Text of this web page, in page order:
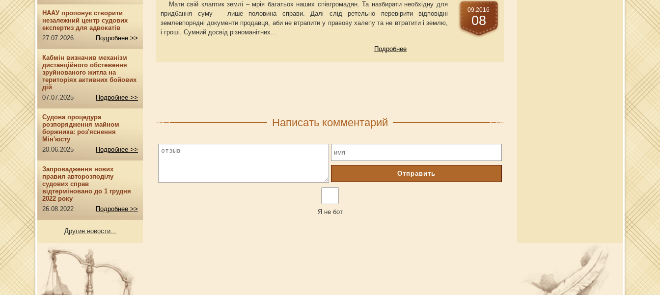
НААУ пропонує створити
незалежний центр судових
експертиз для адвокатів
27.07.2026
Подробнее >>
Кабмін визначив механізм
дистанційного обстеження
зруйнованого житла на
територіях активних бойових
дій
07.07.2025
Подробнее >>
Судова процедура
розпорядження майном
боржника: роз'яснення
Мін'юсту
20.06.2025
Подробнее >>
Запровадження нових
правил авторозподілу
судових справ
відтерміновано до 1 грудня
2022 року
26.08.2022
Подробнее >>
Другие новости...
09.2016
08
Мати свій клаптик землі – мрія багатьох наших співгромадян. Та назбирати необхідну для
придбання суму – лише половина справи. Далі слід ретельно перевірити відповідні
землевпорядні документи продавця, аби не втрапити у правову халепу та не втратити і землю,
і гроші. Сумний досвід різноманітних...
Подробнее
Написать комментарий
Отправить
Я не бот